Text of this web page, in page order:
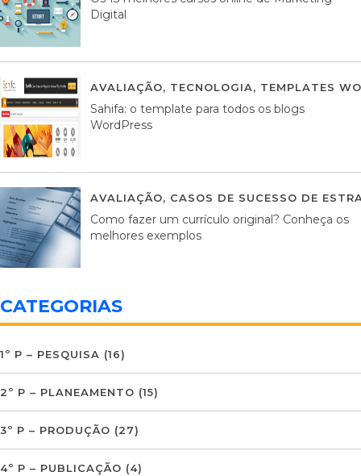
Digital
AVALIAÇÃO, TECNOLOGIA, TEMPLATES
Sahifa: o template para todos os blogs
WordPress
AVALIAÇÃO, CASOS DE SUCESSO DE
Como fazer um currículo original? Conheça os
melhores exemplos
CATEGORIAS
1º P – PESQUISA (16)
2º P – PLANEAMENTO (15)
3º P – PRODUÇÃO (27)
4º P – PUBLICAÇÃO (4)